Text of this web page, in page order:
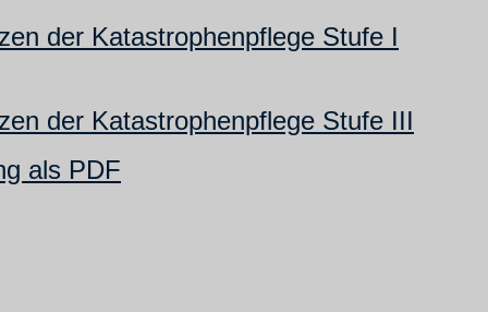
der Katastrophenpflege Stufe I
der Katastrophenpflege Stufe III
als PDF